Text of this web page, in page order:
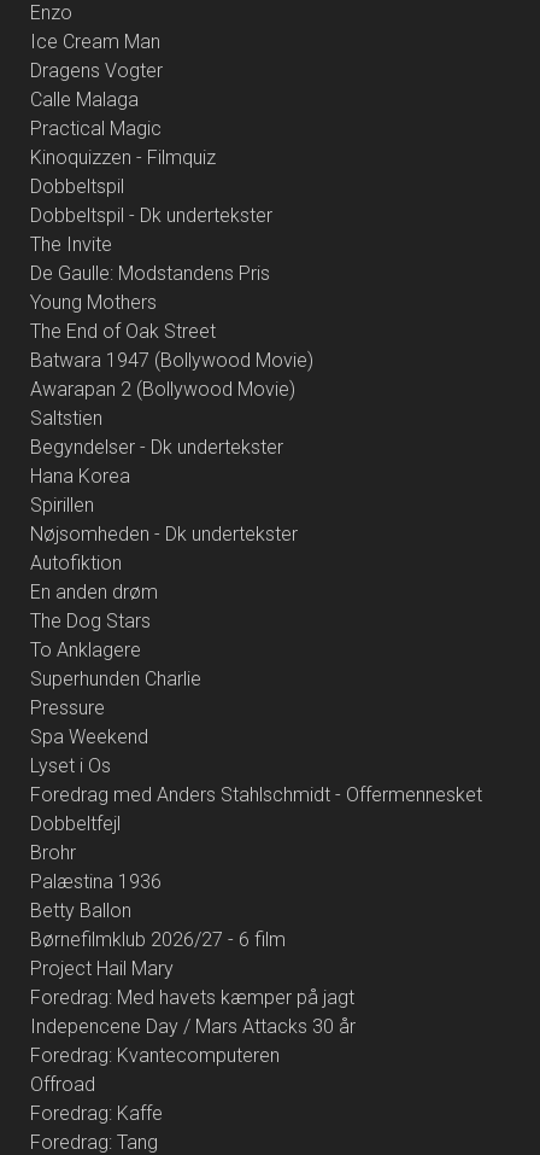
Enzo
Ice Cream Man
Dragens Vogter
Calle Malaga
Practical Magic
Kinoquizzen - Filmquiz
Dobbeltspil
Dobbeltspil - Dk undertekster
The Invite
De Gaulle: Modstandens Pris
Young Mothers
The End of Oak Street
Batwara 1947 (Bollywood Movie)
Awarapan 2 (Bollywood Movie)
Saltstien
Begyndelser - Dk undertekster
Hana Korea
Spirillen
Nøjsomheden - Dk undertekster
Autofiktion
En anden drøm
The Dog Stars
To Anklagere
Superhunden Charlie
Pressure
Spa Weekend
Lyset i Os
Foredrag med Anders Stahlschmidt - Offermennesket
Dobbeltfejl
Brohr
Palæstina 1936
Betty Ballon
Børnefilmklub 2026/27 - 6 film
Project Hail Mary
Foredrag: Med havets kæmper på jagt
Indepencene Day / Mars Attacks 30 år
Foredrag: Kvantecomputeren
Offroad
Foredrag: Kaffe
Foredrag: Tang